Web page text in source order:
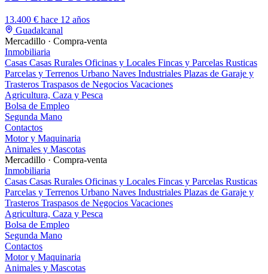
13.400 € hace 12 años
Guadalcanal
Mercadillo · Compra-venta
Inmobiliaria
Casas Casas Rurales Oficinas y Locales Fincas y Parcelas Rusticas
Parcelas y Terrenos Urbano Naves Industriales Plazas de Garaje y
Trasteros Traspasos de Negocios Vacaciones
Agricultura, Caza y Pesca
Bolsa de Empleo
Segunda Mano
Contactos
Motor y Maquinaria
Animales y Mascotas
Mercadillo · Compra-venta
Inmobiliaria
Casas Casas Rurales Oficinas y Locales Fincas y Parcelas Rusticas
Parcelas y Terrenos Urbano Naves Industriales Plazas de Garaje y
Trasteros Traspasos de Negocios Vacaciones
Agricultura, Caza y Pesca
Bolsa de Empleo
Segunda Mano
Contactos
Motor y Maquinaria
Animales y Mascotas